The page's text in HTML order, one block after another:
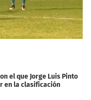
el que Jorge Luis Pinto
en la clasificación